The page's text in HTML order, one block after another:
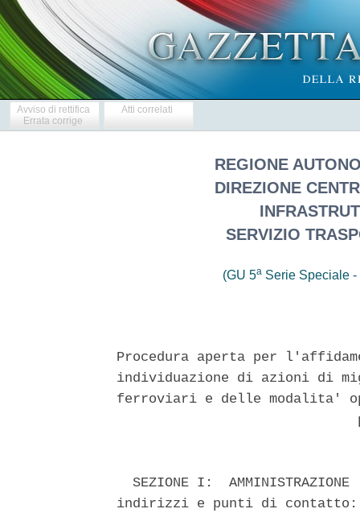
Avviso di rettifica
Errata corrige
Atti correlati
REGIONE
DIREZIONE
SERVIZIO
(GU 5a Serie Speciale
Procedura aperta per
individuazione di azioni di
ferroviari e delle modalita'
SEZIONE I:  AMMINISTRAZIONE
indirizzi e punti di contatto: